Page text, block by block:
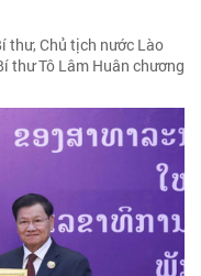
thư, Chủ tịch nước Lào
thư Tô Lâm Huân chương